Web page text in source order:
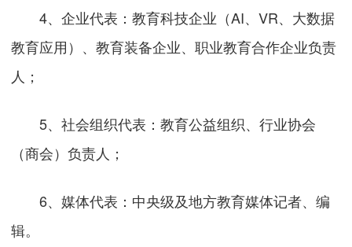
4、企业代表：教育科技企业（AI、VR、大数据
教育应用）、教育装备企业、职业教育合作企业负责
人；
5、社会组织代表：教育公益组织、行业协会
（商会）负责人；
6、媒体代表：中央级及地方教育媒体记者、编
辑。